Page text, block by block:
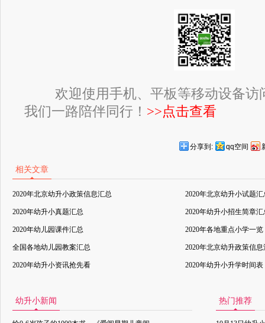
欢迎使用手机、平板等移动设备访
我们一路陪伴同行！ >>点击查看
分享到: qq空间
相关文章
2020年北京幼升小政策信息汇总 2020年北京幼升小试题汇
2020年幼升小真题汇总 2020年幼升小招生简章汇
2020年幼儿园课件汇总 2020年各地重点小学一览
全国各地幼儿园教案汇总 2020年北京幼升政策信息
2020年幼升小资讯抢先看 2020年幼升小升学时间表
幼升小新闻 热门推荐